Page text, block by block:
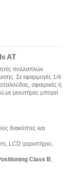
AT
πολλαπλών
Σε εφαρμογές 1/4
σφαιρικές ή
με μειωτήρες μπορεί
διακόπτες και
LCD χειριστήριο,
Class B,